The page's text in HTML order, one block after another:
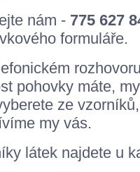
nám - 775 627
formuláře.
pohovky máte,
ze
my vás.
látek najdete u